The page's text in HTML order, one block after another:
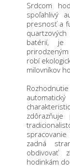
Srdcom
spoľahlivý
presnosť a
batérií, je
robí
milovníkov
zdôrazňuje
zadná
obdivovať
hodinkám